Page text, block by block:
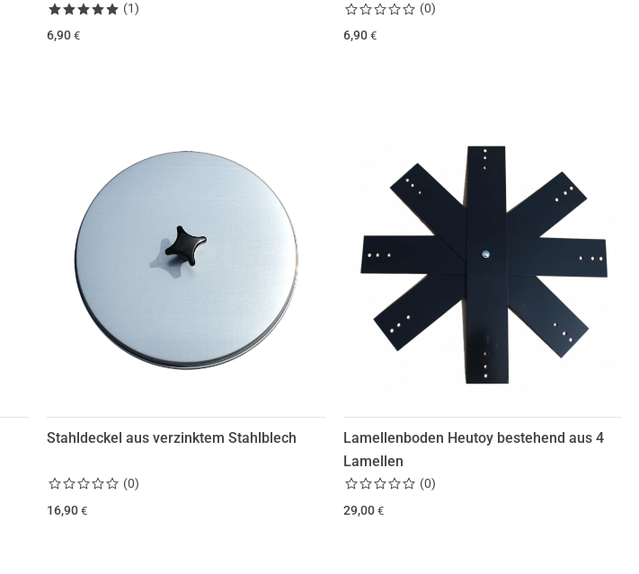
(1)
6,90 €
(0)
6,90€
Stahldeckel aus verzinktem Stahlblech
(0)
16,90 €
Lamellenboden Heutoy bestehend aus 4
Lamellen
(0)
29,00€